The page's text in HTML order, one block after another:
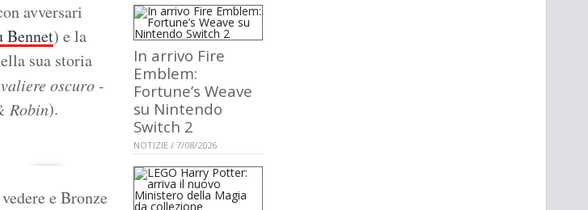
avversari
Bennet) e la
sua storia
oscuro -
Robin).
e Bronze
In arrivo Fire
Emblem:
Fortune’s Weave
su Nintendo
Switch 2
NOTIZIE / 7/08/2026